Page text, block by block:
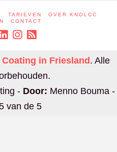
TARIEVEN
OVER KNOLCC
CONTACT
in Friesland. Alle
- Door: Menno Bouma-
van de 5